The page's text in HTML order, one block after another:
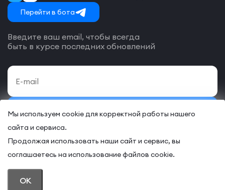
Перейти в бота
Введите ваш email, чтобы всегда
быть в курсе последних обновлений
Даю своё согласие на обработку
сдоговором-оферты на оказание онлайн и/или офлайн услуг.
ПОЛИТИКА КОНФИДЕНЦИАЛЬНОСТИ
Мы используем cookie для корректной работы нашего
сайта и сервиса.
Продолжая использовать наши сайт и сервис, вы
соглашаетесь на использование файлов cookie.
OK